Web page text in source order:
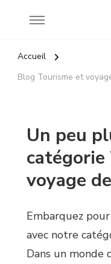
Accueil
Blog Tourisme et
Un peu
voyage
Embarquez
avec notre
Dans un monde